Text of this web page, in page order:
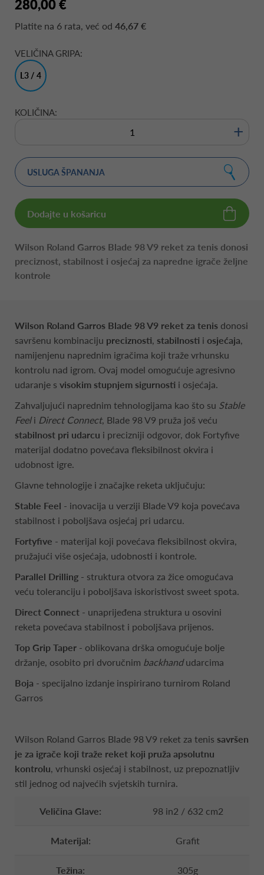
280,00 €
Platite na 6 rata, već od 46,67 €
VELIČINA GRIPA:
L3 / 4
KOLIČINA:
+
USLUGA ŠPANANJA
Dodajte u košaricu
Wilson Roland Garros Blade 98 V9 reket za tenis donosi
preciznost, stabilnost i osjećaj za napredne igrače željne
kontrole
Wilson Roland Garros Blade 98 V9 reket za tenis donosi
savršenu kombinaciju preciznosti, stabilnosti i osjećaja,
namijenjenu naprednim igračima koji traže vrhunsku
kontrolu nad igrom. Ovaj model omogućuje agresivno
udaranje s visokim stupnjem sigurnosti i osjećaja.
Zahvaljujući naprednim tehnologijama kao što su Stable
Feeli Direct Connect, Blade 98 V9 pruža još veću
stabilnost pri udarcu i precizniji odgovor, dok Fortyfive
materijal dodatno povećava fleksibilnost okvira i
udobnost igre.
Glavne tehnologije i značajke reketa uključuju:
Stable Feel - inovacija u verziji Blade V9 koja povećava
stabilnost i poboljšava osjećaj pri udarcu.
Fortyfive - materijal koji povećava fleksibilnost okvira,
pružajući više osjećaja, udobnosti i kontrole.
Parallel Drilling - struktura otvora za žice omogućava
veću toleranciju i poboljšava iskoristivost sweet spota.
Direct Connect - unaprijeđena struktura u osovini
reketa povećava stabilnost i poboljšava prijenos.
Top Grip Taper - oblikovana drška omogućuje bolje
držanje, osobito pri dvoručnim backhandudarcima
Boja - specijalno izdanje inspirirano turnirom Roland
Garros
Wilson Roland Garros Blade 98 V9 reket za tenis savršen
je za igrače koji traže reket koji pruža apsolutnu
kontrolu, vrhunski osjećaj i stabilnost, uz prepoznatljiv
stil jednog od najvećih svjetskih turnira.
Veličina Glave: 98 in2 / 632 cm2
Materijal: Grafit
Težina: 305g